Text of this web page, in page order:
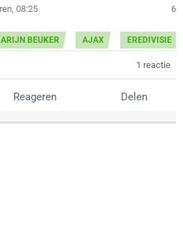
08:25 6
BEUKER AJAX EREDIVISIE
1 reactie
Reageren Delen